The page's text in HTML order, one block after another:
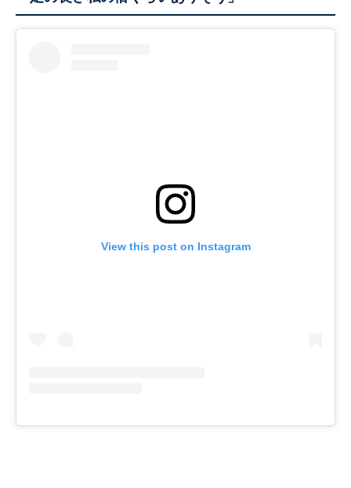
View this post on Instagram